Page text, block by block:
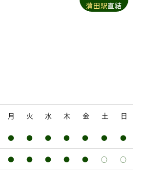
蒲田駅直結
月 火 水 木 金 土 日
● ● ● ● ● ● ●
● ● ● ● ● ○ ○